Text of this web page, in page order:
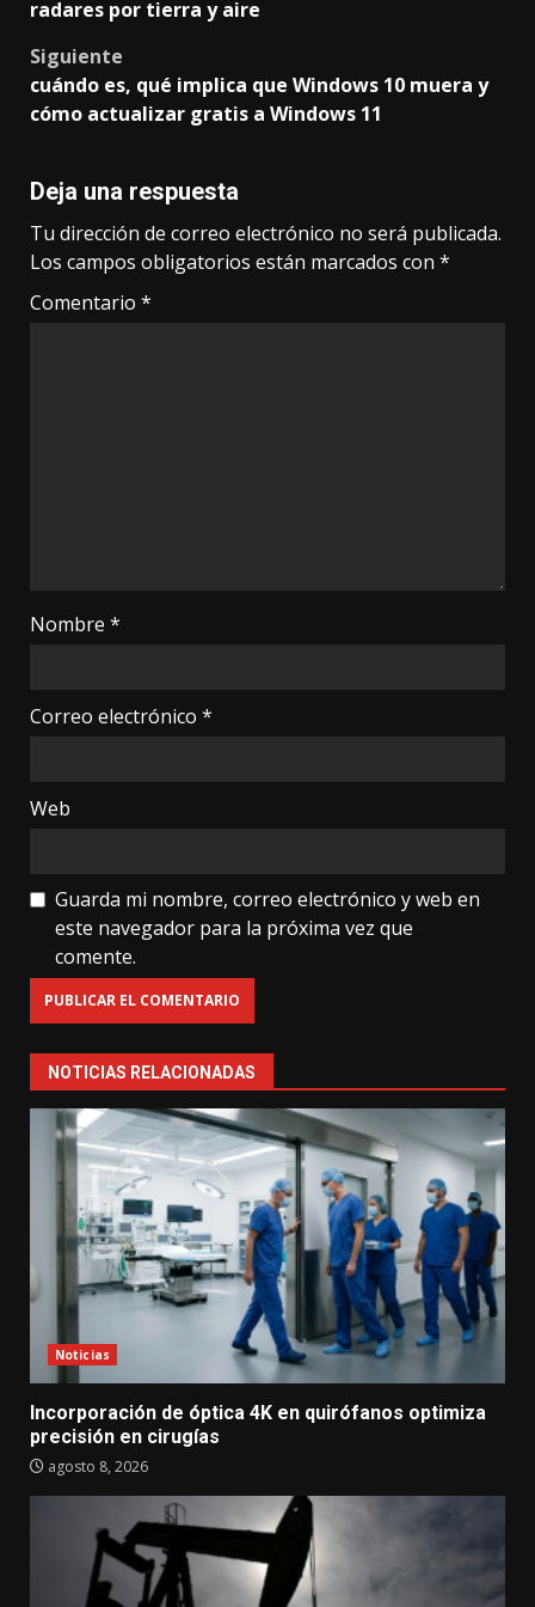
radares por tierra y aire
Siguiente
cuándo es, qué implica que Windows 10 muera y
cómo actualizar gratis a Windows 11
Deja una respuesta
Tu dirección de correo electrónico no será publicada.
Los campos obligatorios están marcados con *
Comentario *
Nombre *
Correo electrónico *
Web
Guarda mi nombre, correo electrónico y web en
este navegador para la próxima vez que
comente.
NOTICIAS RELACIONADAS
Noticias
Incorporación de óptica 4K en quirófanos optimiza
precisión en cirugías
agosto 8, 2026